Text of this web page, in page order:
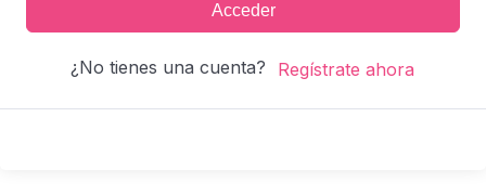
Acceder
¿No tienes una cuenta? Regístrate ahora